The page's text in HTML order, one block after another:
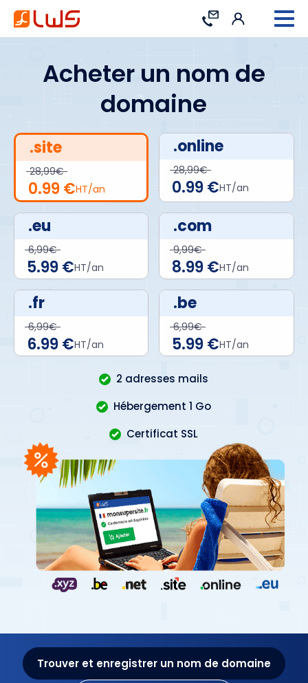
Contact Connexion
Acheter un nom de
domaine
.site
28,99€
0.99 €HT/an
.online
28,99€
0.99 €HT/an
.eu
6,99€
5.99 €HT/an
.com
9,99€
8.99 €HT/an
.fr
6,99€
6.99 €HT/an
.be
6,99€
5.99 €HT/an
2 adresses mails
Hébergement 1 Go
Certificat SSL
Trouver et enregistrer un nom de domaine